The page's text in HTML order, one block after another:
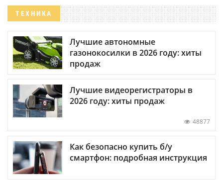
ТЕХНИКА
Лучшие автономные
газонокосилки в 2026 году: хиты
продаж
Лучшие видеорегистраторы в
2026 году: хиты продаж
48877
Как безопасно купить б/у
смартфон: подробная инструкция